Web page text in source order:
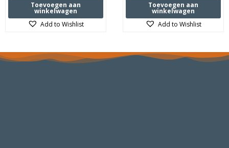
Waardering
0
uit
5
Toevoegen aan
winkelwagen
Add to Wishlist
Waardering
0
uit
5
Toevoegen aan
winkelwagen
Add to Wishlist